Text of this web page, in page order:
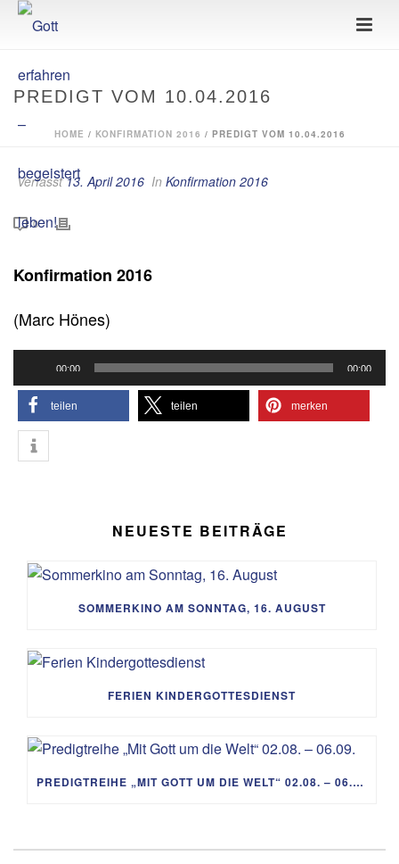
PREDIGT VOM 10.04.2016
HOME / KONFIRMATION 2016 / PREDIGT VOM 10.04.2016
Verfasst13. April 2016 In Konfirmation 2016
0
Konfirmation 2016
(Marc Hönes)
Player
00:00 00:00
teilen teilen merken
NEUESTE BEITRÄGE
SOMMERKINO AM SONNTAG, 16. AUGUST
FERIEN KINDERGOTTESDIENST
PREDIGTREIHE „MIT GOTT UM DIE WELT“ 02.08. – 06.09.